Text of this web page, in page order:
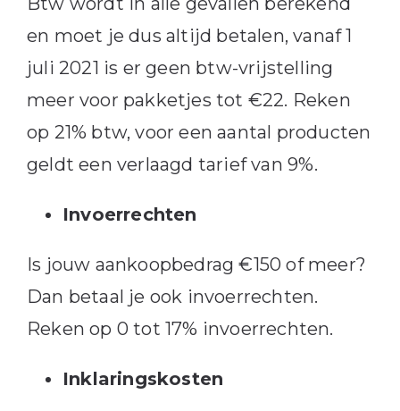
en moet je dus altijd betalen, vanaf 1
juli 2021 is er geen btw-vrijstelling
meer voor pakketjes tot €22. Reken
op 21% btw, voor een aantal producten
geldt een verlaagd tarief van 9%.
Invoerrechten
Is jouw aankoopbedrag €150 of meer?
Dan betaal je ook invoerrechten.
Reken op 0 tot 17% invoerrechten.
Inklaringskosten